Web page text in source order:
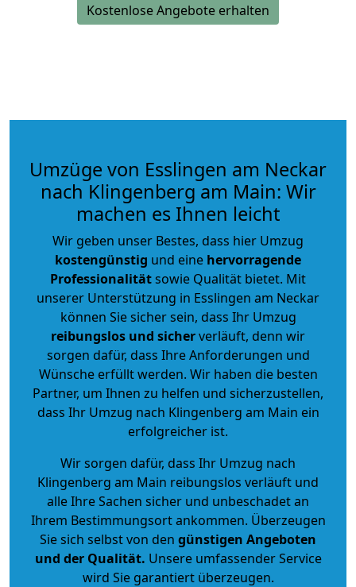
Kostenlose Angebote erhalten
Umzüge von Esslingen am Neckar
nach Klingenberg am Main: Wir
machen es Ihnen leicht
Wir geben unser Bestes, dass hier Umzug
kostengünstig und eine hervorragende
Professionalitätsowie Qualität bietet. Mit
unserer Unterstützung in Esslingen am Neckar
können Sie sicher sein, dass Ihr Umzug
reibungslos und sicherverläuft, denn wir
sorgen dafür, dass Ihre Anforderungen und
Wünsche erfüllt werden. Wir haben die besten
Partner, um Ihnen zu helfen und sicherzustellen,
dass Ihr Umzug nach Klingenberg am Main ein
erfolgreicher ist.
Wir sorgen dafür, dass Ihr Umzug nach
Klingenberg am Main reibungslos verläuft und
alle Ihre Sachen sicher und unbeschadet an
Ihrem Bestimmungsort ankommen. Überzeugen
Sie sich selbst von den günstigen Angeboten
und der Qualität. Unsere umfassender Service
wird Sie garantiert überzeugen.